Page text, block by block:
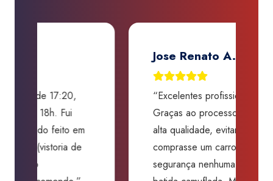
Jose Renato A. Martins
“Excelentes profissionais!
Graças ao processo criterioso e
alta qualidade, evitaram que eu
comprasse um carro sem
segurança nenhuma com uma